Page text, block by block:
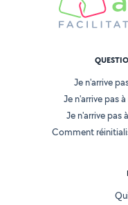
Je n'arrive
Je n'arrive pas
Je n'arrive pas
Comment